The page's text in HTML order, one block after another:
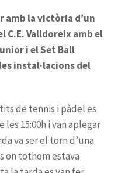
amb la victòria d’un
Valldoreix amb el
i el Set Ball
instal·lacions del